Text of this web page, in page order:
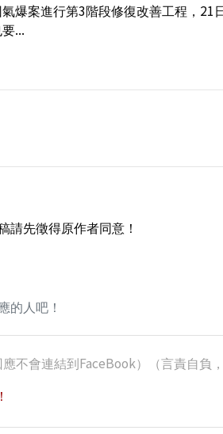
爆案進行第3階段修復改善工程，
...
請先徵得原作者同意！
的人吧！
應不會連結到FaceBook）（言責自負